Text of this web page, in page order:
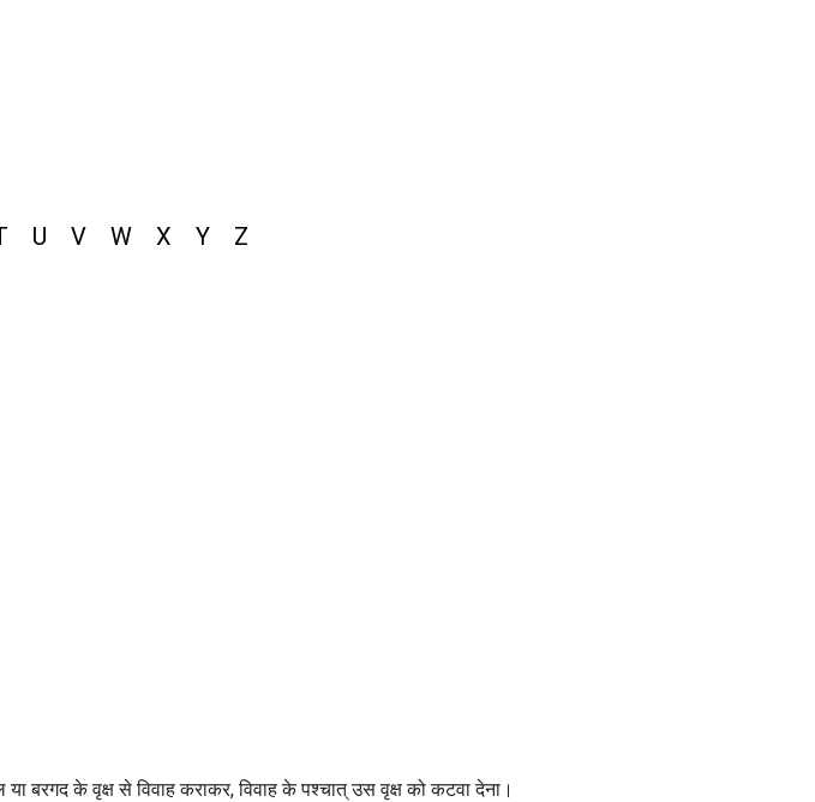
U V W X Y Z
बरगद के वृक्ष से विवाह कराकर, विवाह के पश्चात् उस वृक्ष को कटवा देना।